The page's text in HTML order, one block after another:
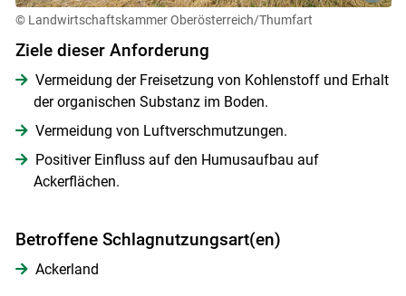
© Landwirtschaftskammer Oberösterreich/Thumfart
Ziele dieser Anforderung
Vermeidung der Freisetzung von Kohlenstoff und Erhalt
der organischen Substanz im Boden.
Vermeidung von Luftverschmutzungen.
Positiver Einfluss auf den Humusaufbau auf
Ackerflächen.
Betroffene Schlagnutzungsart(en)
Ackerland